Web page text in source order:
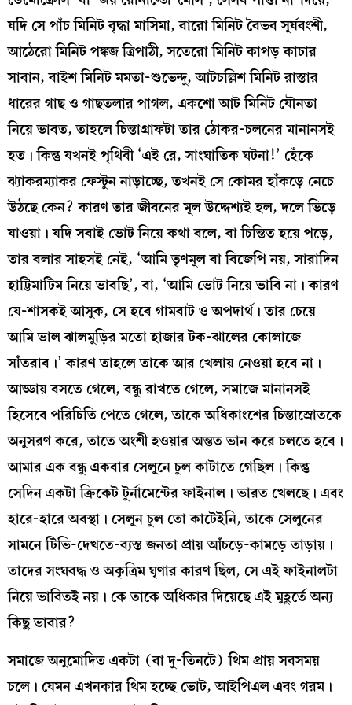
যদি সে পাঁচ মিনিট বৃদ্ধা মাসিমা, বারো মিনিট বৈভব সূর্যবংশী,
আঠেরো মিনিট পঙ্কজ ত্রিপাঠী, সতেরো মিনিট কাপড় কাচার
সাবান, বাইশ মিনিট মমতা-শুভেন্দু, আটচল্লিশ মিনিট রাস্তার
ধারের গাছ ও গাছতলার পাগল, একশো আট মিনিট যৌনতা
নিয়ে ভাবত, তাহলে চিন্তাগ্রাফটা তার ঠোকর-চলনের মানানসই
হত। কিন্তু যখনই পৃথিবী ‘এই রে, সাংঘাতিক ঘটনা!’ হেঁকে
ঝ্যাকরম্যাকর ফেস্টুন নাড়াচ্ছে, তখনই সে কোমর হাঁকড়ে নেচে
উঠছে কেন? কারণ তার জীবনের মূল উদ্দেশ্যই হল, দলে ভিড়ে
যাওয়া। যদি সবাই ভোট নিয়ে কথা বলে, বা চিন্তিত হয়ে পড়ে,
তার বলার সাহসই নেই, ‘আমি তৃণমূল বা বিজেপি নয়, সারাদিন
হাট্টিমাটিম নিয়ে ভাবছি’, বা, ‘আমি ভোট নিয়ে ভাবি না। কারণ
যে-শাসকই আসুক, সে হবে গামবাট ও অপদার্থ। তার চেয়ে
আমি ভাল ঝালমুড়ির মতো হাজার টক-ঝালের কোলাজে
সাঁতরাব।’ কারণ তাহলে তাকে আর খেলায় নেওয়া হবে না।
আড্ডায় বসতে গেলে, বন্ধু রাখতে গেলে, সমাজে মানানসই
হিসেবে পরিচিতি পেতে গেলে, তাকে অধিকাংশের চিন্তাস্রোতকে
অনুসরণ করে, তাতে অংশী হওয়ার অন্তত ভান করে চলতে হবে।
আমার এক বন্ধু একবার সেলুনে চুল কাটাতে গেছিল। কিন্তু
সেদিন একটা ক্রিকেট টুর্নামেন্টের ফাইনাল। ভারত খেলছে। এবং
হারে-হারে অবস্থা। সেলুন চুল তো কাটেইনি, তাকে সেলুনের
সামনে টিভি-দেখতে-ব্যস্ত জনতা প্রায় আঁচড়ে-কামড়ে তাড়ায়।
তাদের সংঘবদ্ধ ও অকৃত্রিম ঘৃণার কারণ ছিল, সে এই ফাইনালটা
নিয়ে ভাবিতই নয়। কে তাকে অধিকার দিয়েছে এই মুহূর্তে অন্য
কিছু ভাবার?
সমাজে অনুমোদিত একটা (বা দু-তিনটে) থিম প্রায় সবসময়
চলে। যেমন এখনকার থিম হচ্ছে ভোট, আইপিএল এবং গরম।